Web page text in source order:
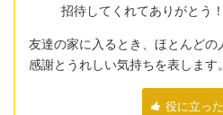
招待してくれてありがとう！
友達の家に入るとき、ほとんど
感謝とうれしい気持ちを表します。
役に立った